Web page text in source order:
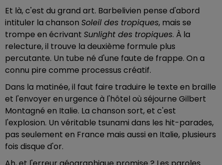
Et là, c'est du grand art. Barbelivien pense d'abord
intituler la chanson Soleil des tropiques, mais se
trompe en écrivant Sunlight des tropiques. À la
relecture, il trouve la deuxième formule plus
percutante. Un tube né d'une faute de frappe. On a
connu pire comme processus créatif.
Dans la matinée, il faut faire traduire le texte en braille
et l'envoyer en urgence à l'hôtel où séjourne Gilbert
Montagné en Italie. La chanson sort, et c'est
l'explosion. Un véritable tsunami dans les hit-parades,
pas seulement en France mais aussi en Italie, plusieurs
fois disque d'or.